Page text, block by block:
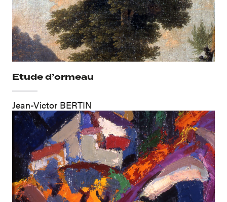
Etude d’ormeau
Jean-Victor BERTIN